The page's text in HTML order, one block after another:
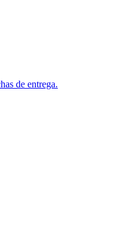
de entrega.